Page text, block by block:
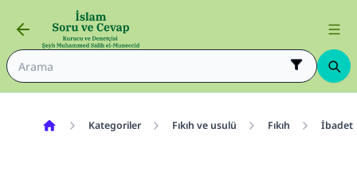
Kategoriler Fıkıh ve usulü Fıkıh